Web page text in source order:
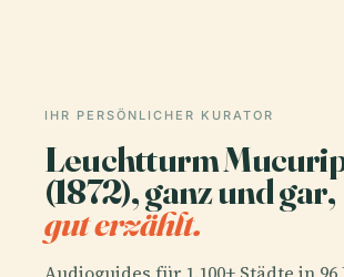
IHR PERSÖNLICHER KURATOR
Leuchtturm
(1872), ganz und gar,
gut erzählt.
Audioguides für 1.100+ Städte in